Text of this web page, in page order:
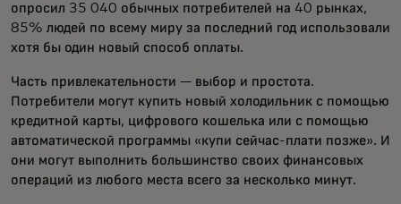
опросил 35 040 обычных потребителей на 40 рынках,
85% людей по всему миру за последний год использовали
хотя бы один новый способ оплаты.
Часть привлекательности — выбор и простота.
Потребители могут купить новый холодильник с помощью
кредитной карты, цифрового кошелька или с помощью
автоматической программы «купи сейчас-плати позже». И
они могут выполнить большинство своих финансовых
операций из любого места всего за несколько минут.